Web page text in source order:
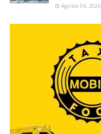
Agosto 04, 2026